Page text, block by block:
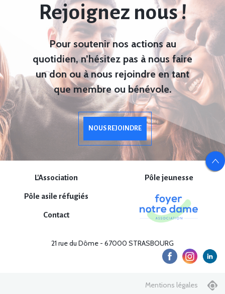
Rejoignez nous !
Pour soutenir nos actions au
quotidien, n’hésitez pas à nous faire
un don ou à nous rejoindre en tant
que membre ou bénévole.
NOUS REJOINDRE
L'Association Pôle jeunesse
Pôle asile réfugiés
Contact
21 rue du Dôme - 67000 STRASBOURG
Mentions légales